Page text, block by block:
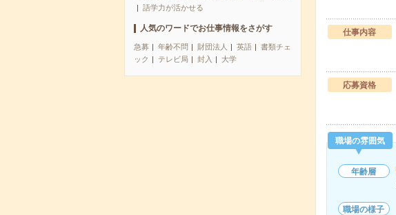
語学力が活かせる
人気のワードでお仕事情報をさがす
急募 年齢不問 財団法人 英語
書類チェ
ック
テレビ局 封入 大学
仕事内容
応募資格
職場の雰囲気
年齢層
職場の様子